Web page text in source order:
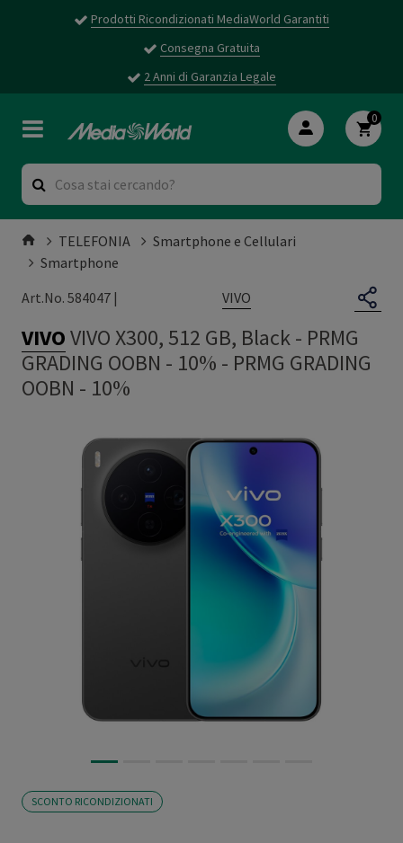
Prodotti Ricondizionati MediaWorld Garantiti
Consegna Gratuita
2 Anni di Garanzia Legale
0
TELEFONIA
Smartphone e Cellulari
Smartphone
Art.No. 584047 |
VIVO
VIVOVIVO X300, 512 GB, Black - PRMG
GRADING OOBN - 10% - PRMG GRADING
OOBN - 10%
SCONTO RICONDIZIONATI